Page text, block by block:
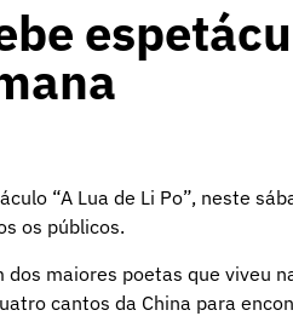
“A Lua de Li Po”, neste
os públicos.
maiores poetas que viveu
cantos da China para